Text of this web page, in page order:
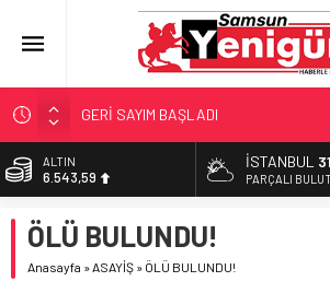
GERİ SAYIM BAŞLADI
SAMSUNSPOR’DA HEDEF 5’İNCİLİK!
‘BAFRA’YA YATIRIM YAPIN!’
YÖNETİCİ SEÇERKEN YAPILAN EN
ALTIN
6.543,59
13.798,82
DOLAR
İSTANBUL
PARÇALI
ÖLÜ BULUNDU!
Anasayfa »ASAYİŞ » ÖLÜ BULUNDU!